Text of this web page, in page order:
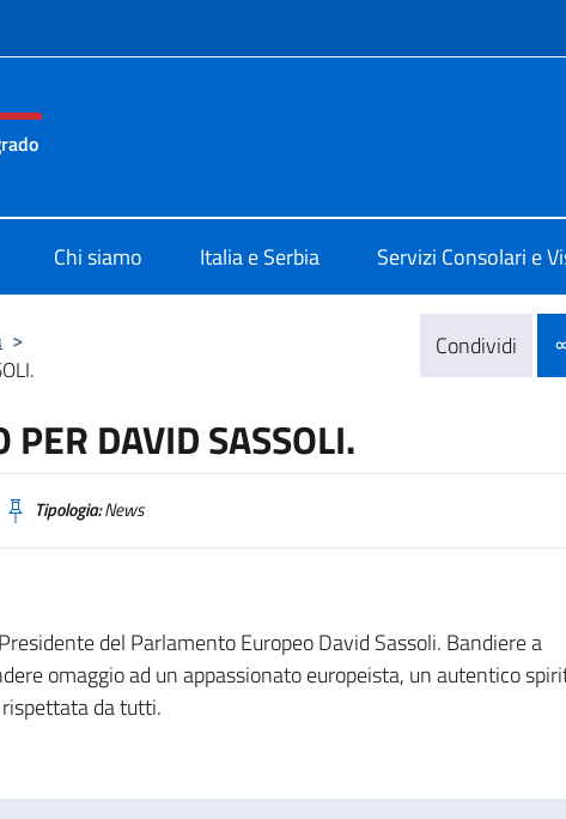
e menù
Chi siamo Italia e Serbia Servizi Consolari e
>
Condividi
PER DAVID SASSOLI.
Tipologia:News
del Parlamento Europeo David Sassoli. Bandiere a
omaggio ad un appassionato europeista, un autentico
da tutti.